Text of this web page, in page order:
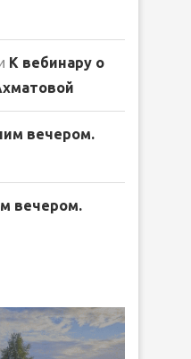
К вебинару о
вечером.
вечером.